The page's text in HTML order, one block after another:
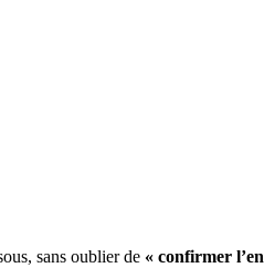
sans oublier de « confirmer